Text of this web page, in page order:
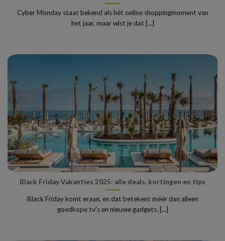
Cyber Monday staat bekend als hét online shoppingmoment van
het jaar, maar wist je dat [...]
Black Friday Vakanties 2025: alle deals, kortingen en tips
Black Friday komt eraan, en dat betekent méér dan alleen
goedkope tv’s en nieuwe gadgets. [...]